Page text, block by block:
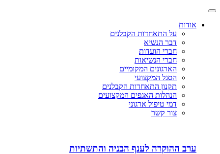
אודות
על התאחדות הקבלנים
דבר הנשיא
חברי הועדות
חברי הנשיאות
הארגונים המקומיים
הסגל המקצועי
תקנון התאחדות הקבלנים
הנהלות האגפים המקצועים
דמי טיפול ארגוני
צור קשר
ערב ההוקרה לענף הבניה והתשתיות